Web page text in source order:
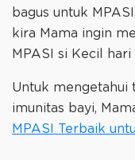
bagus untuk
kira Mama ingin
MPASI si Kecil hari
Untuk mengetahui
imunitas bayi,
MPASI Terbaik